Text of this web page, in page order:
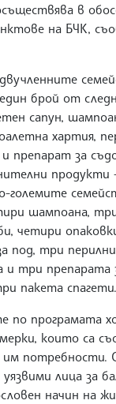
в
на БЧК,
брой от
сапун,
хартия,
препарат за
продукти
големите
шампоана,
четири
под, три
и три препарата
пакета спагети.
по програмата
които са
потребности.
лица за
начин на